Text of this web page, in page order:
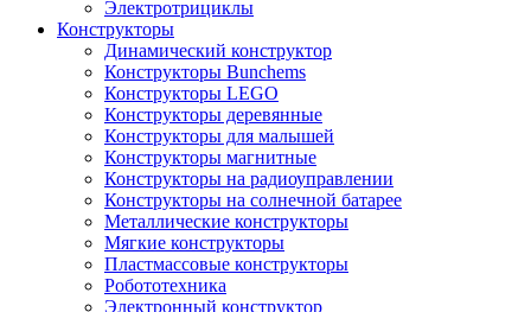
Электротрициклы
Конструкторы
Динамический конструктор
Конструкторы Bunchems
Конструкторы LEGO
Конструкторы деревянные
Конструкторы для малышей
Конструкторы магнитные
Конструкторы на радиоуправлении
Конструкторы на солнечной батарее
Металлические конструкторы
Мягкие конструкторы
Пластмассовые конструкторы
Робототехника
Электронный конструктор